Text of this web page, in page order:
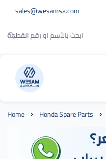
sales@wesamsa.com
وسام الطريق
Home Honda Spare Parts